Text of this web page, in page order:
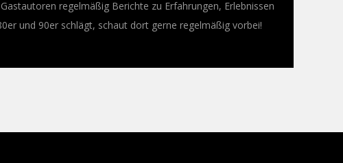
regelmäßig Berichte zu Erfahrungen, Erlebnissen
und 90er schlägt, schaut dort gerne regelmäßig vorbei!